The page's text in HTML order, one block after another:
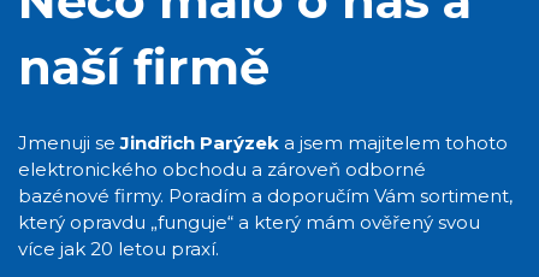
naší firmě
Jmenuji seJindřich Parýzek a jsem majitelem tohoto
elektronického obchodu a zároveň odborné
bazénové firmy. Poradím a doporučím Vám sortiment,
který opravdu „funguje“ a který mám ověřený svou
více jak 20 letou praxí.